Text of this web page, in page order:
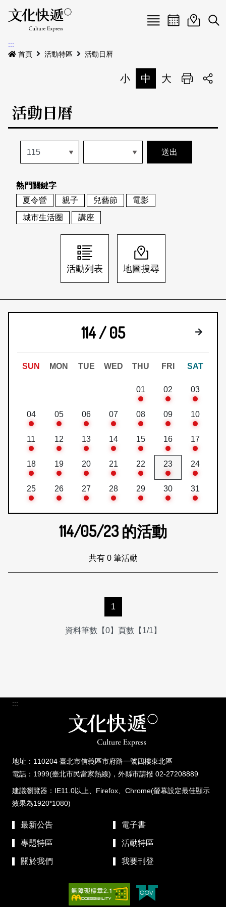
Menu
最新公告
本期專題
歷史專題
活動特區
活動列表
地圖搜尋
關於我們
關於我們
刊物索取地點
會員基本資料
刊登活動
網站導覽 English
日本語 登入/註冊
活動日曆活動地圖
展
:::
首頁
活動特區 活動日曆
小 中 大 列印
活動日曆
熱門關鍵字
夏令營
親子 兒藝節
電影
城市生活圈
講座
活動列表 地圖搜尋
114 / 05 下個月
SUN MON TUE WED THU FRI SAT
01 02 03
04 05 06 07 08 09 10
11 12 13 14 15 16 17
18 19 20 21 22 23 24
25 26 27 28 29 30 31
114/05/23的活動
共有 0 筆活動
1
資料筆數【0】頁數【1/1】
:::
地址：110204 臺北市信義區市府路一號四樓東北區
電話：1999(臺北市民當家熱線)，外縣市請撥 02-27208889
建議瀏覽器：IE11.0以上、Firefox、Chrome(螢幕設定最佳顯示
效果為1920*1080)
最新公告 電子書
專題特區 活動特區
關於我們 我要刊登